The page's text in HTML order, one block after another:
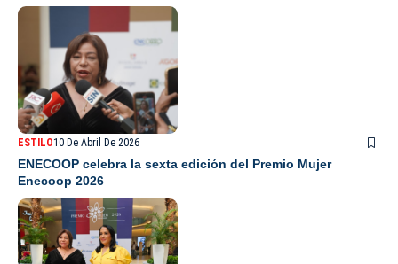
ESTILO10 De Abril De 2026
ENECOOP celebra la sexta edición del Premio Mujer
Enecoop 2026